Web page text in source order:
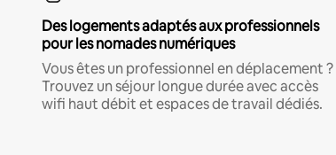
Des logements adaptés aux professionnels
pour les nomades numériques
Vous êtes un professionnel en déplacement ?
Trouvez un séjour longue durée avec accès
wifi haut débit et espaces de travail dédiés.